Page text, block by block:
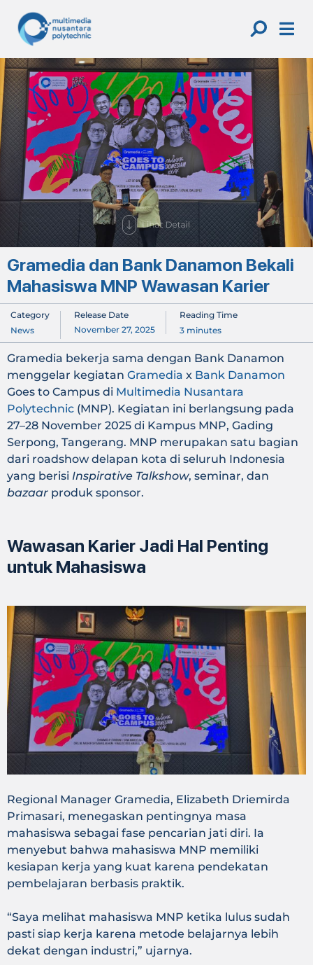
content
Gramedia dan Bank Danamon Bekali
Mahasiswa MNP Wawasan Karier
Category
News
Release Date
November 27, 2025
Reading Time
3 minutes
Gramedia bekerja sama dengan Bank Danamon
menggelar kegiatan Gramedia x Bank Danamon
Goes to Campus di Multimedia Nusantara
Polytechnic (MNP). Kegiatan ini berlangsung pada
27–28 November 2025 di Kampus MNP, Gading
Serpong, Tangerang. MNP merupakan satu bagian
dari roadshow delapan kota di seluruh Indonesia
yang berisi Inspirative Talkshow, seminar, dan
bazaar produk sponsor.
Wawasan Karier Jadi Hal Penting
untuk Mahasiswa
Regional Manager Gramedia, Elizabeth Driemirda
Primasari, menegaskan pentingnya masa
mahasiswa sebagai fase pencarian jati diri. Ia
menyebut bahwa mahasiswa MNP memiliki
kesiapan kerja yang kuat karena pendekatan
pembelajaran berbasis praktik.
“Saya melihat mahasiswa MNP ketika lulus sudah
pasti siap kerja karena metode belajarnya lebih
dekat dengan industri,” ujarnya.